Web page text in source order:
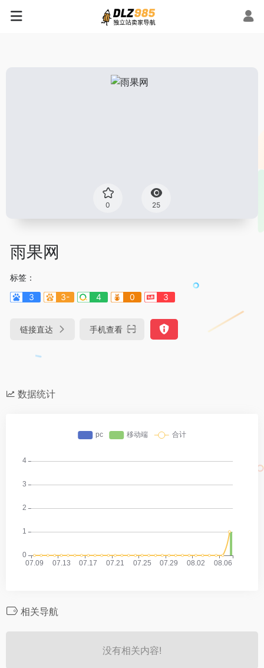
0 25
雨果网
标签：
3
3- 4 0 3
链接直达 手机查看
数据统计
相关导航
没有相关内容!